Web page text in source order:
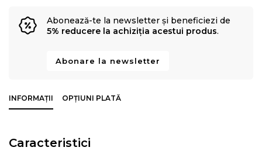
Abonează-te la newsletter și beneficiezi de
5% reducere la achiziția acestui produs.
Abonare la newsletter
INFORMAȚII OPȚIUNI PLATĂ
Caracteristici